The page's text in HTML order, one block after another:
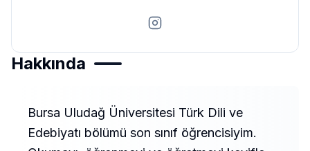
Hakkında
Bursa Uludağ Üniversitesi Türk Dili ve
Edebiyatı bölümü son sınıf öğrencisiyim.